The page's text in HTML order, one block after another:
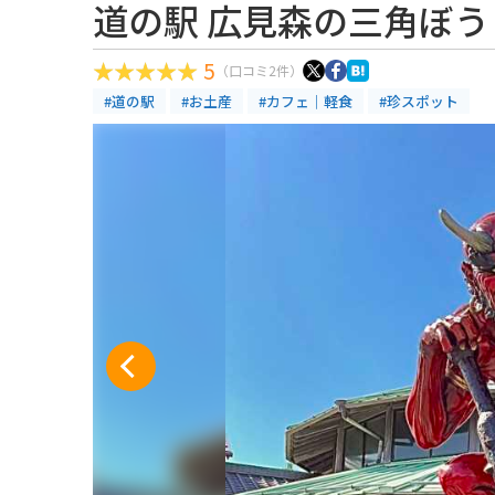
道の駅 広見森の三角ぼ
5 （口コミ2件）
#道の駅 #お土産 #カフェ｜軽食 #珍スポット